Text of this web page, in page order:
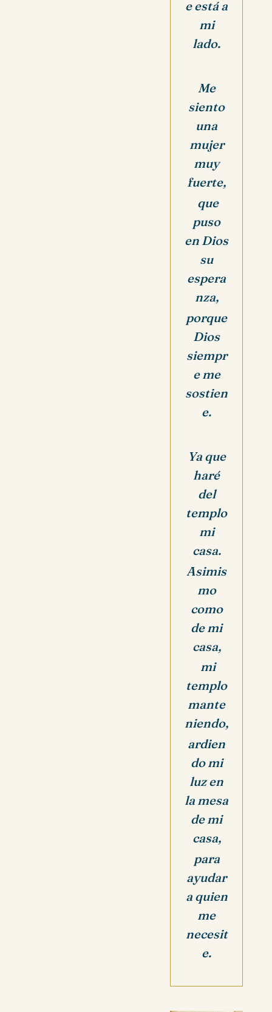
e está a
mi
lado.
Me
siento
una
mujer
muy
fuerte,
que
puso
en Dios
su
espera
nza,
porque
Dios
siempr
e me
sostien
e.
Ya que
haré
del
templo
mi
casa.
Asimis
mo
como
de mi
casa,
mi
templo
mante
niendo,
ardien
do mi
luz en
la mesa
de mi
casa,
para
ayudar
a quien
me
necesit
e.